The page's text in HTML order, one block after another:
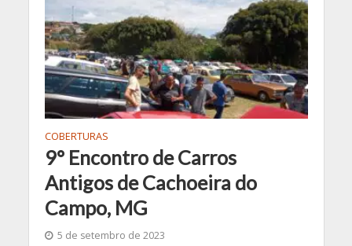
COBERTURAS
9° Encontro de Carros
Antigos de Cachoeira do
Campo, MG
5 de setembro de 2023